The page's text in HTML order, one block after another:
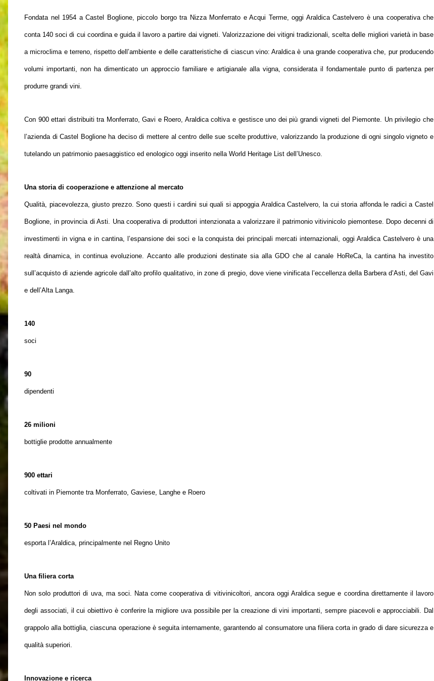
Fondata nel 1954 a Castel Boglione, piccolo borgo tra Nizza Monferrato e Acqui Terme, oggi Araldica Castelvero è una cooperativa che
conta 140 soci di cui coordina e guida il lavoro a partire dai vigneti. Valorizzazione dei vitigni tradizionali, scelta delle migliori varietà in base
a microclima e terreno, rispetto dell’ambiente e delle caratteristiche di ciascun vino: Araldica è una grande cooperativa che, pur producendo
volumi importanti, non ha dimenticato un approccio familiare e artigianale alla vigna, considerata il fondamentale punto di partenza per
produrre grandi vini.
Con 900 ettari distribuiti tra Monferrato, Gavi e Roero, Araldica coltiva e gestisce uno dei più grandi vigneti del Piemonte. Un privilegio che
l’azienda di Castel Boglione ha deciso di mettere al centro delle sue scelte produttive, valorizzando la produzione di ogni singolo vigneto e
tutelando un patrimonio paesaggistico ed enologico oggi inserito nella World Heritage List dell’Unesco.
Una storia di cooperazione e attenzione al mercato
Qualità, piacevolezza, giusto prezzo. Sono questi i cardini sui quali si appoggia Araldica Castelvero, la cui storia affonda le radici a Castel
Boglione, in provincia di Asti. Una cooperativa di produttori intenzionata a valorizzare il patrimonio vitivinicolo piemontese. Dopo decenni di
investimenti in vigna e in cantina, l’espansione dei soci e la conquista dei principali mercati internazionali, oggi Araldica Castelvero è una
realtà dinamica, in continua evoluzione. Accanto alle produzioni destinate sia alla GDO che al canale HoReCa, la cantina ha investito
sull’acquisto di aziende agricole dall’alto profilo qualitativo, in zone di pregio, dove viene vinificata l’eccellenza della Barbera d’Asti, del Gavi
e dell’Alta Langa.
140
soci
90
dipendenti
26 milioni
bottiglie prodotte annualmente
900 ettari
coltivati in Piemonte tra Monferrato, Gaviese, Langhe e Roero
50 Paesi nel mondo
esporta l’Araldica, principalmente nel Regno Unito
Una filiera corta
Non solo produttori di uva, ma soci. Nata come cooperativa di vitivinicoltori, ancora oggi Araldica segue e coordina direttamente il lavoro
degli associati, il cui obiettivo è conferire la migliore uva possibile per la creazione di vini importanti, sempre piacevoli e approcciabili. Dal
grappolo alla bottiglia, ciascuna operazione è seguita internamente, garantendo al consumatore una filiera corta in grado di dare sicurezza e
qualità superiori.
Innovazione e ricerca